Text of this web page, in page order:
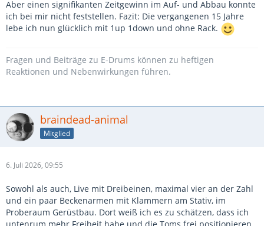
Aber einen signifikanten Zeitgewinn im Auf- und Abbau konnte
ich bei mir nicht feststellen. Fazit: Die vergangenen 15 Jahre
lebe ich nun glücklich mit 1up 1down und ohne Rack.
Fragen und Beiträge zu E-Drums können zu heftigen
Reaktionen und Nebenwirkungen führen.
braindead-animal
Mitglied
6. Juli 2026, 09:55
Sowohl als auch, Live mit Dreibeinen, maximal vier an der Zahl
und ein paar Beckenarmen mit Klammern am Stativ, im
Proberaum Gerüstbau. Dort weiß ich es zu schätzen, dass ich